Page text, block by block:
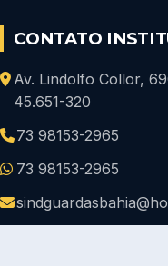
CONTATO
Av. Lindolfo Collor,
45.651-320
73 98153-2965
73 98153-2965